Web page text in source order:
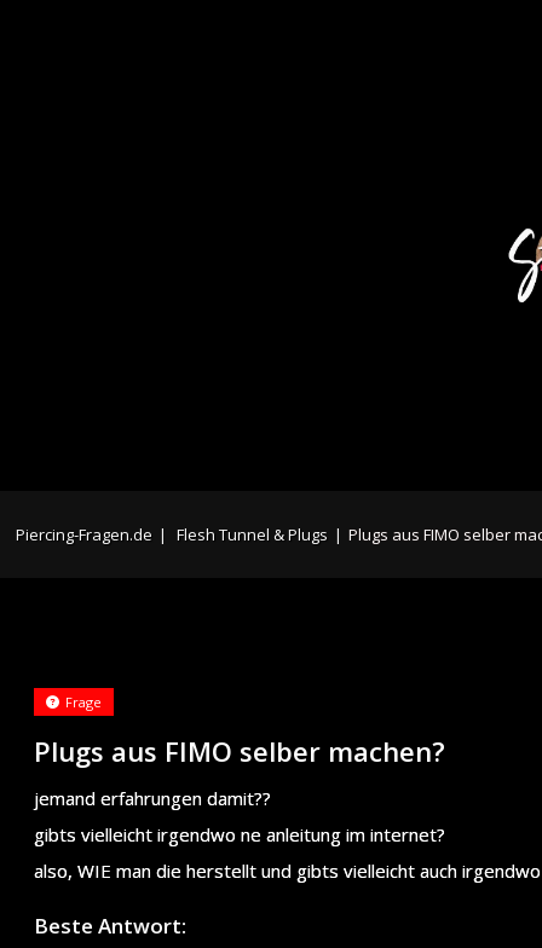
Piercing-Fragen.de | Flesh Tunnel & Plugs | Plugs aus FIMO selber
Plugs aus FIMO selber machen?
Frage
jemand erfahrungen damit??
gibts vielleicht irgendwo ne anleitung im internet?
also, WIE man die herstellt und gibts vielleicht auch
Beste Antwort: